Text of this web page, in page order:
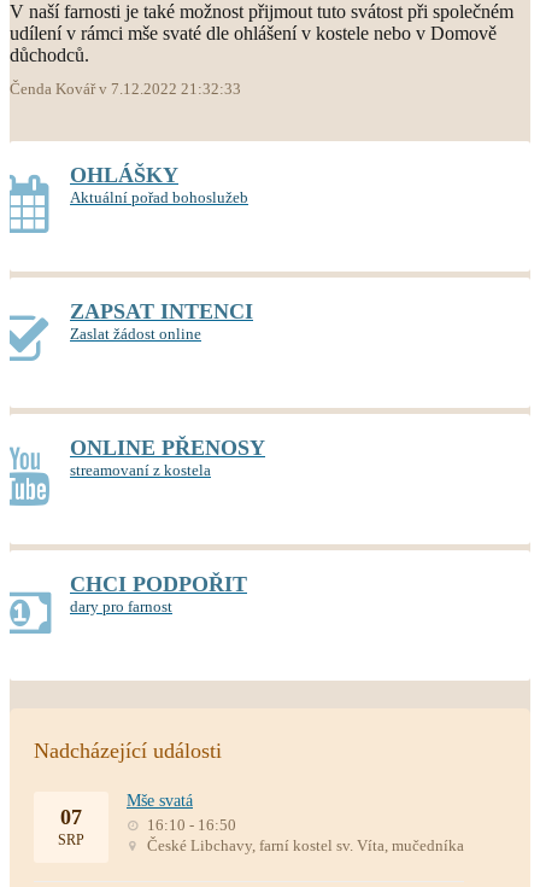
V naší farnosti je také možnost přijmout tuto svátost při společném
udílení v rámci mše svaté dle ohlášení v kostele nebo v Domově
důchodců.
Čenda Kovář v 7.12.2022 21:32:33
OHLÁŠKY
Aktuální pořad bohoslužeb
ZAPSAT INTENCI
Zaslat žádost online
ONLINE PŘENOSY
streamovaní z kostela
CHCI PODPOŘIT
dary pro farnost
Nadcházející události
07
SRP
Mše svatá
16:10 - 16:50
České Libchavy, farní kostel sv. Víta, mučedníka